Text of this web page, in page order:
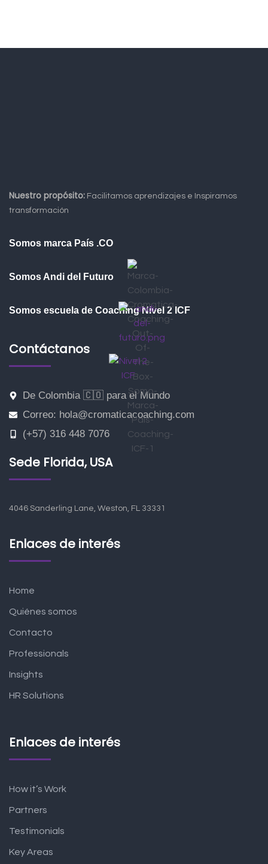
Nuestro propósito: Facilitamos aprendizajes e Inspiramos
transformación
Somos marca País .CO
Somos Andi del Futuro
Somos escuela de Coaching Nivel 2 ICF
Contáctanos
De Colombia 🇨🇴 para el Mundo
Correo: hola@cromaticacoaching.com
(+57) 316 448 7076
Sede Florida, USA
4046 Sanderling Lane, Weston, FL 33331
Enlaces de interés
Home
Quiénes somos
Contacto
Professionals
Insights
HR Solutions
Enlaces de interés
How it’s Work
Partners
Testimonials
Key Areas